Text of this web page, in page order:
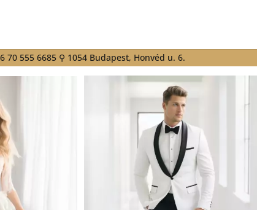
70 555 6685 ⚲ 1054 Budapest, Honvéd u. 6.